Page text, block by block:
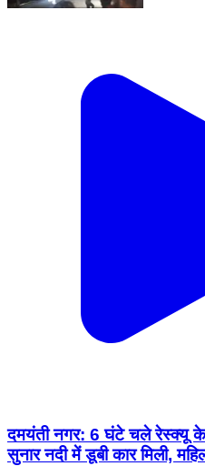
दमयंती नगर: 6 घंटे चले रेस्क्यू के
सुनार नदी में डूबी कार मिली,